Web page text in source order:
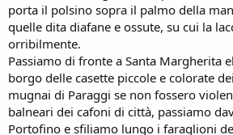
porta il polsino sopra il palmo della
quelle dita diafane e ossute, su cui la
orribilmente.
Passiamo di fronte a Santa Margherita
borgo delle casette piccole e colorate
mugnai di Paraggi se non fossero
balneari dei cafoni di città, passiamo
Portofino e sfiliamo lungo i faraglioni